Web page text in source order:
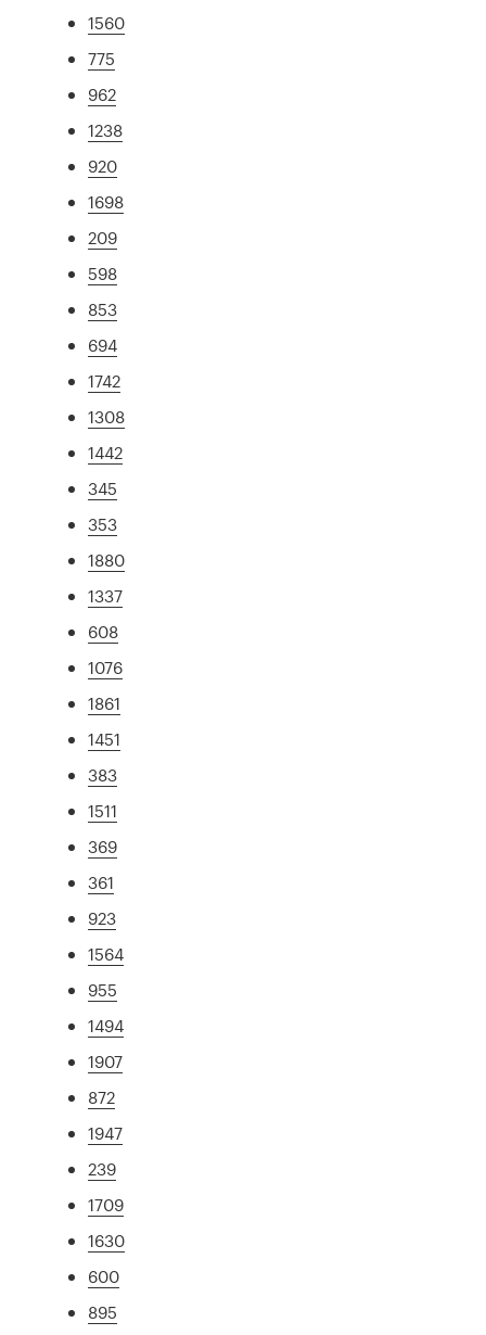
1560
775
962
1238
920
1698
209
598
853
694
1742
1308
1442
345
353
1880
1337
608
1076
1861
1451
383
1511
369
361
923
1564
955
1494
1907
872
1947
239
1709
1630
600
895